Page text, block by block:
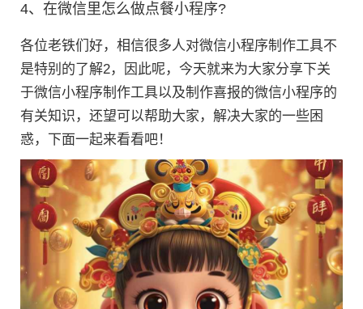
4、 在微信里怎么做点餐小程序?
各位老铁们好，相信很多人对微信小程序制作工具不
是特别的了解2，因此呢，今天就来为大家分享下关
于微信小程序制作工具以及制作喜报的微信小程序的
有关知识，还望可以帮助大家，解决大家的一些困
惑，下面一起来看看吧！